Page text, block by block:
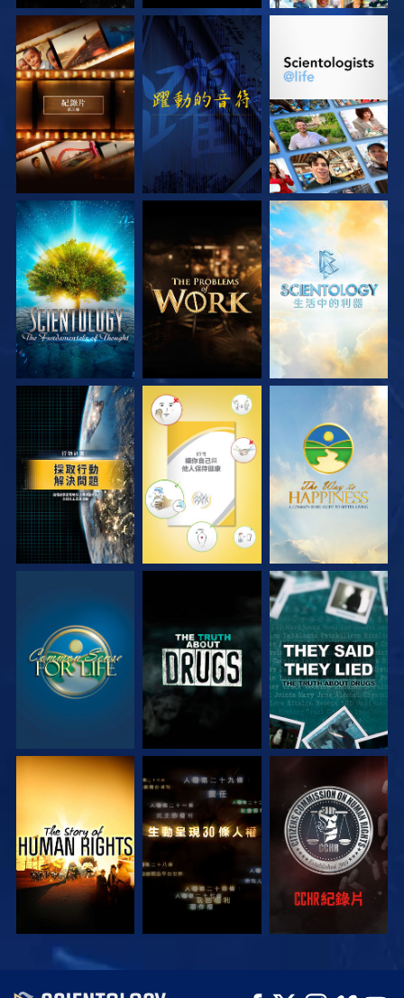
探索系列節目 觀看 探索系列節目
探索系列節目 探索系列節目 探索系列節目
觀看 觀看 觀看
觀看 觀看 觀看
觀看 觀看 觀看